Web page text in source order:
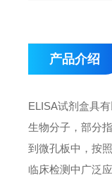
产品介绍
ELISA试剂盒具
生物分子，部分
到微孔板中，按
临床检测中广泛